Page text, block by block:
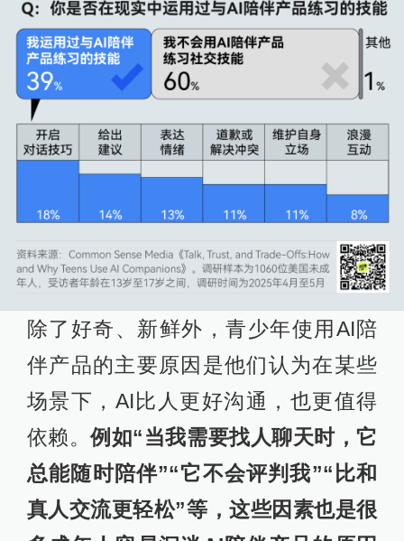
除了好奇、新鲜外，青少年使用AI陪
伴产品的主要原因是他们认为在某些
场景下，AI比人更好沟通，也更值得
依赖。例如“当我需要找人聊天时，它
总能随时陪伴”“它不会评判我”“比和
真人交流更轻松”等，这些因素也是很